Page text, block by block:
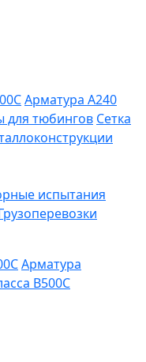
Арматура A240
для тюбингов Сетка
испытания
Арматура
В500С